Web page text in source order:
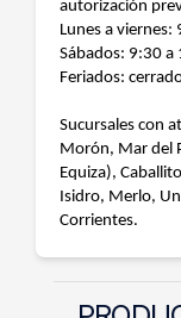
autorización
Lunes a viernes:
Sábados: 9:30 a
Feriados:
Sucursales con
Morón, Mar del
Equiza),
Isidro, Merlo,
Corrientes.